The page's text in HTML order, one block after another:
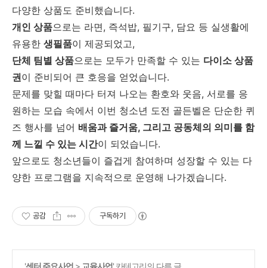
다양한 상품도 준비했습니다.
개인 상품으로는 라면, 즉석밥, 필기구, 담요 등 실생활에
유용한 생필품이 제공되었고,
단체 팀별 상품으로는 모두가 만족할 수 있는 다이소 상품
권이 준비되어 큰 호응을 얻었습니다.
문제를 맞힐 때마다 터져 나오는 환호와 웃음, 서로를 응
원하는 모습 속에서 이번 청소년 도전 골든벨은 단순한 퀴
즈 행사를 넘어 배움과 즐거움, 그리고 공동체의 의미를 함
께 느낄 수 있는 시간이 되었습니다.
앞으로도 청소년들이 즐겁게 참여하며 성장할 수 있는 다
양한 프로그램을 지속적으로 운영해 나가겠습니다.
공감 구독하기
'센터 주요사업 > 교육사업' 카테고리의 다른 글